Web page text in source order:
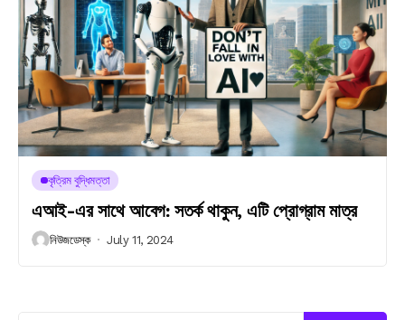
কৃত্রিম বুদ্ধিমত্তা
এআই-এর সাথে আবেগ: সতর্ক থাকুন, এটি প্রোগ্রাম মাত্র
নিউজডেস্ক July 11, 2024